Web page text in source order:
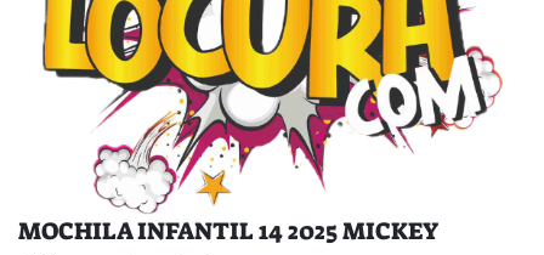
MOCHILA INFANTIL 14 2025 MICKEY